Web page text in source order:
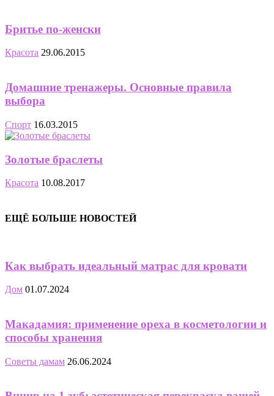
Бритье по-женски
Красота 29.06.2015
Домашние тренажеры. Основные правила
выбора
Спорт 16.03.2015
Золотые браслеты
Красота 10.08.2017
ЕЩЁ БОЛЬШЕ НОВОСТЕЙ
Как выбрать идеальный матрас для кровати
Дом 01.07.2024
Макадамия: применение ореха в косметологии и
способы хранения
Советы дамам 26.06.2024